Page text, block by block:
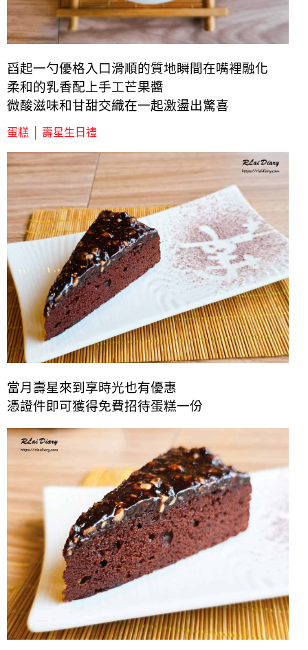
舀起一勺優格入口滑順的質地瞬間在嘴裡融化
柔和的乳香配上手工芒果醬
微酸滋味和甘甜交織在一起激盪出驚喜
蛋糕 │ 壽星生日禮
當月壽星來到享時光也有優惠
憑證件即可獲得免費招待蛋糕一份